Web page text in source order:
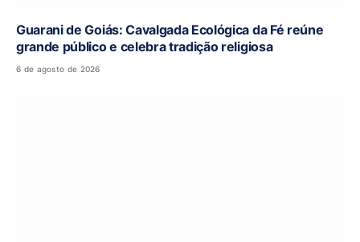
Guarani de Goiás: Cavalgada Ecológica da Fé reúne
grande público e celebra tradição religiosa
6 de agosto de 2026